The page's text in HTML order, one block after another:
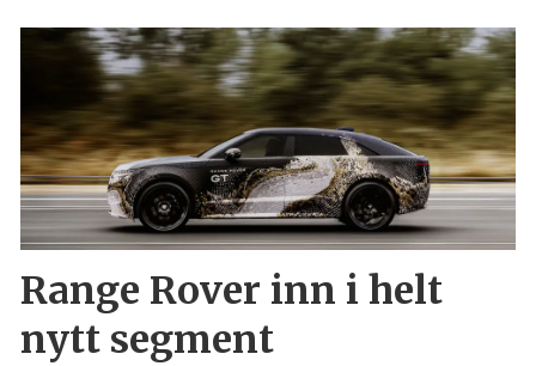
Range Rover inn i helt
nytt segment